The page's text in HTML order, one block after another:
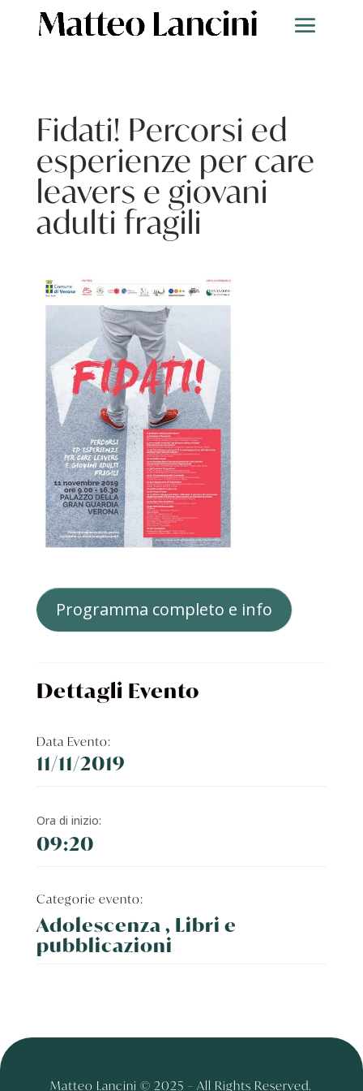
Fidati! Percorsi ed
esperienze per care
leavers e giovani
adulti fragili
Programma completo e info
Dettagli Evento
Data Evento:
11/11/2019
Ora di inizio:
09:20
Categorie evento:
Adolescenza , Libri e
pubblicazioni
Matteo Lancini © 2025 – All Rights Reserved.